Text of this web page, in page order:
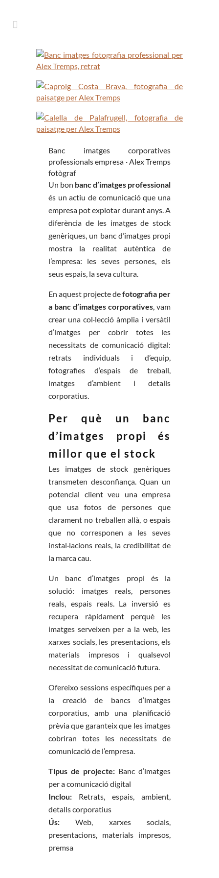
Banc imatges corporatives
professionals empresa · Alex Tremps
fotògraf
Un bon banc d’imatges professional
és un actiu de comunicació que una
empresa pot explotar durant anys. A
diferència de les imatges de stock
genèriques, un banc d’imatges propi
mostra la realitat autèntica de
l’empresa: les seves persones, els
seus espais, la seva cultura.
En aquest projecte defotografia per
a banc d’imatges corporatives, vam
crear una col·lecció àmplia i versàtil
d’imatges per cobrir totes les
necessitats de comunicació digital:
retrats individuals i d’equip,
fotografies d’espais de treball,
imatges d’ambient i detalls
corporatius.
Per què un banc
d’imatges propi és
millor que el stock
Les imatges de stock genèriques
transmeten desconfiança. Quan un
potencial client veu una empresa
que usa fotos de persones que
clarament no treballen allà, o espais
que no corresponen a les seves
instal·lacions reals, la credibilitat de
la marca cau.
Un banc d’imatges propi és la
solució: imatges reals, persones
reals, espais reals. La inversió es
recupera ràpidament perquè les
imatges serveixen per a la web, les
xarxes socials, les presentacions, els
materials impresos i qualsevol
necessitat de comunicació futura.
Ofereixo sessions específiques per a
la creació de bancs d’imatges
corporatius, amb una planificació
prèvia que garanteix que les imatges
cobriran totes les necessitats de
comunicació de l’empresa.
Tipus de projecte: Banc d’imatges
per a comunicació digital
Inclou: Retrats, espais, ambient,
detalls corporatius
Ús: Web, xarxes socials,
presentacions, materials impresos,
premsa